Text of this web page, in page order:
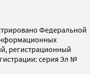
Федеральной
регистрационный
серия Эл №